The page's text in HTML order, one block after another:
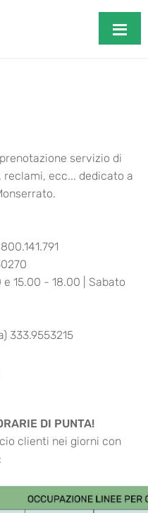
servizio di
ecc... dedicato a
15.00 - 18.00 | Sabato
333.9553215
DI PUNTA!
clienti nei giorni con